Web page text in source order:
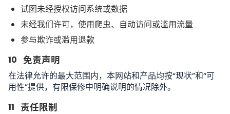
试图未经授权访问系统或数据
未经我们许可，使用爬虫、自动访问或滥用流量
参与欺诈或滥用退款
10 免责声明
在法律允许的最大范围内，本网站和产品均按“现状”和“可
用性”提供，有限保修中明确说明的情况除外。
11
责任限制